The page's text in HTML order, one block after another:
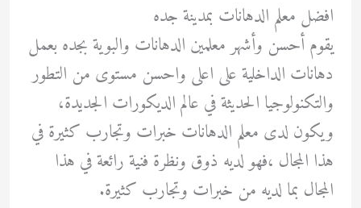
افضل معلم الدهانات بمدينة جده
يقوم أحسن وأشهر معلمين الدهانات والبوية بجده بعمل
دهانات الداخلية على اعلى واحسن مستوى من التطور
والتكنولوجيا الحديثة في عالم الديكورات الجديدة،
ويكون لدى معلم الدهانات خبرات وتجارب كثيرة في
هذا المجال ،فهو لديه ذوق ونظرة فنية رائعة في هذا
المجال بما لديه من خبرات وتجارب كثيرة.